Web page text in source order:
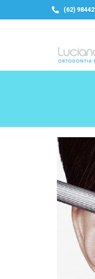
(62)